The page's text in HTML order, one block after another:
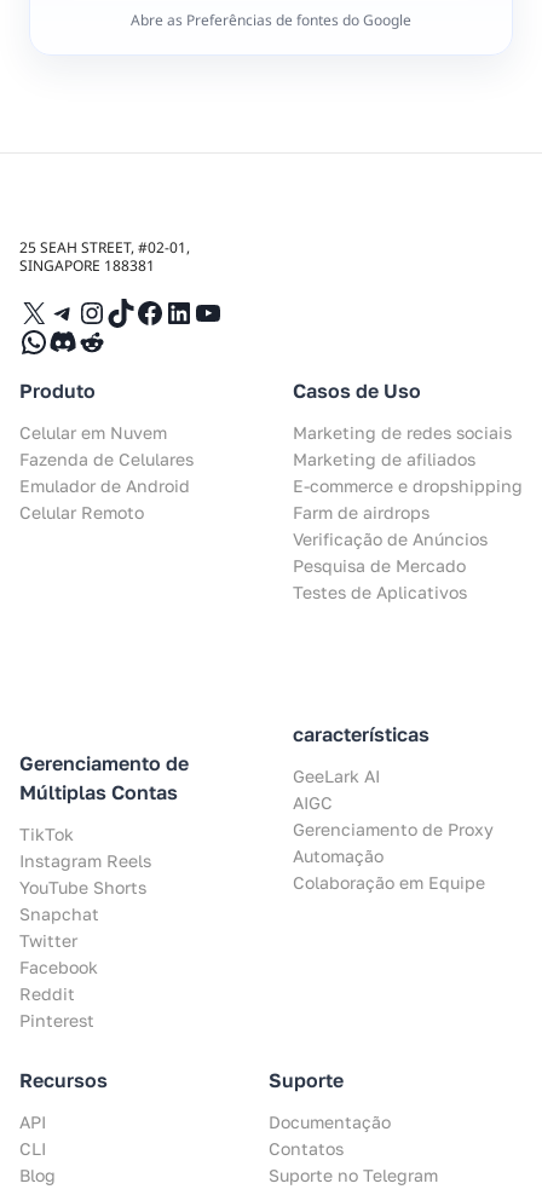
Abre as Preferências de fontes do Google
25 SEAH STREET, #02-01,
SINGAPORE 188381
X Telegram
Instagram
TikTok
Facebook
LinkedIn
YouTube
WhatsApp
Discord
Reddit
Produto
Celular em Nuvem
Fazenda de Celulares
Emulador de Android
Celular Remoto
Gerenciamento de
Múltiplas Contas
TikTok
Instagram Reels
YouTube Shorts
Snapchat
Twitter
Facebook
Reddit
Pinterest
Casos de Uso
Marketing de redes sociais
Marketing de afiliados
E-commerce e dropshipping
Farm de airdrops
Verificação de Anúncios
Pesquisa de Mercado
Testes de Aplicativos
características
GeeLark AI
AIGC
Gerenciamento de Proxy
Automação
Colaboração em Equipe
Recursos
API
CLI
Blog
Suporte
Documentação
Contatos
Suporte no Telegram